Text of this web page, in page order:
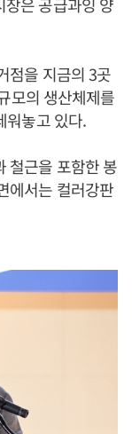
점을 지금의 3곳
모의 생산체제를
워놓고 있다.
철근을 포함한 봉
에서는 컬러강판